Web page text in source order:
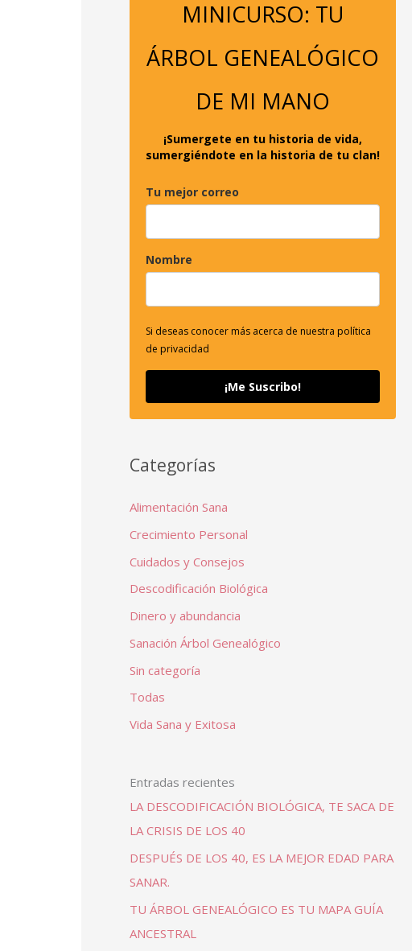
MINICURSO: TU
ÁRBOL GENEALÓGICO
DE MI MANO
¡Sumergete en tu historia de vida,
sumergiéndote en la historia de tu clan!
Tu mejor correo
Nombre
Si deseas conocer más acerca de nuestra política
de privacidad
¡Me Suscribo!
Categorías
Alimentación Sana
Crecimiento Personal
Cuidados y Consejos
Descodificación Biológica
Dinero y abundancia
Sanación Árbol Genealógico
Sin categoría
Todas
Vida Sana y Exitosa
Entradas recientes
LA DESCODIFICACIÓN BIOLÓGICA, TE SACA DE
LA CRISIS DE LOS 40
DESPUÉS DE LOS 40, ES LA MEJOR EDAD PARA
SANAR.
TU ÁRBOL GENEALÓGICO ES TU MAPA GUÍA
ANCESTRAL